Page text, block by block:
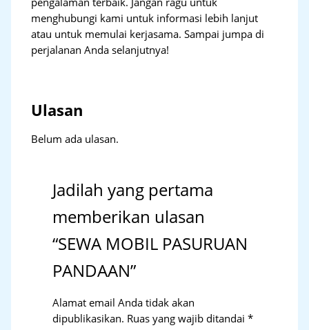
menghubungi kami untuk informasi lebih lanjut
atau untuk memulai kerjasama. Sampai jumpa di
perjalanan Anda selanjutnya!
Ulasan
Belum ada ulasan.
Jadilah yang pertama
memberikan ulasan
“SEWA MOBIL PASURUAN
PANDAAN”
Alamat email Anda tidak akan
dipublikasikan. Ruas yang wajib ditandai*